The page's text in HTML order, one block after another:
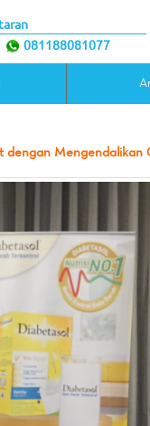
081188081077
dengan Mengendalikan